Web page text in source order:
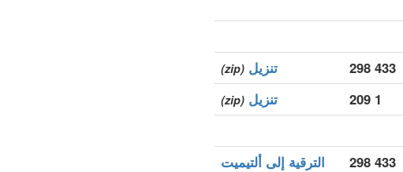
433 298 تنزيل (zip)
1 209 تنزيل (zip)
433 298 الترقية إلى ألتيميت